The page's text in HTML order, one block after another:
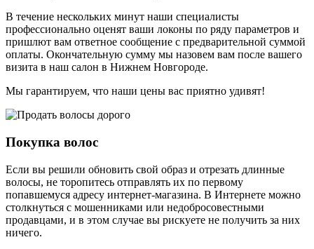
В течение нескольких минут наши специалисты
профессионально оценят ваши локоны по ряду параметров и
пришлют вам ответное сообщение с предварительной суммой
оплаты. Окончательную сумму мы назовем вам после вашего
визита в наш салон в Нижнем Новгороде.
Мы гарантируем, что наши цены вас приятно удивят!
Покупка волос
Если вы решили обновить свой образ и отрезать длинные
волосы, не торопитесь отправлять их по первому
попавшемуся адресу интернет-магазина. В Интернете можно
столкнуться с мошенниками или недобросовестными
продавцами, и в этом случае вы рискуете не получить за них
ничего.